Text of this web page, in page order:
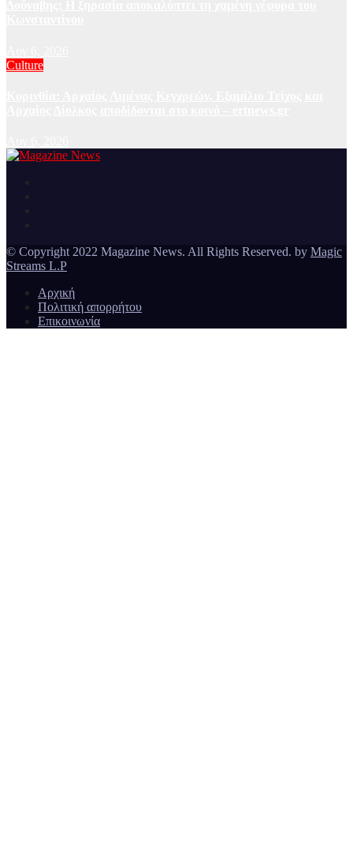
Culture
© Copyright 2022 Magazine News. All Rights Reserved. by Magic
Streams L.P
Αρχική
Πολιτική απορρήτου
Επικοινωνία